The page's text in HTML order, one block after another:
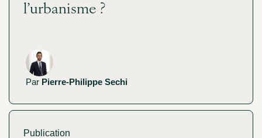
l’urbanisme ?
Par Pierre-Philippe Sechi
Publication